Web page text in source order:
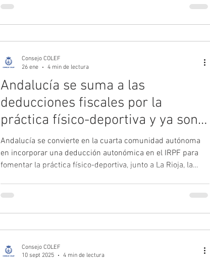
universitarias. Pese al mandato parlamentario fijado en la
Andalucía se suma a las
deducciones fiscales por la
práctica físico-deportiva y ya son 4
las CCAA
Andalucía se convierte en la cuarta comunidad autónoma
en incorporar una deducción autonómica en el IRPF para
fomentar la práctica físico-deportiva, junto a La Rioja, la
y entidades deportivas, con un límite de 100 € anuales. Este
Consejo COLEF
26 ene
4 min de lectura
Consejo COLEF
10 sept 2025
4 min de lectura